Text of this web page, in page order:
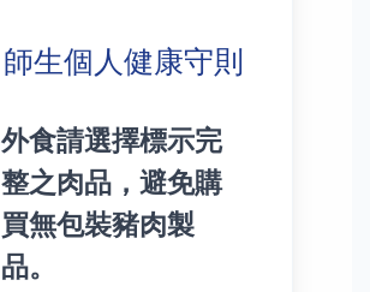
師生個人健康守則
外食請選擇標示完
整之肉品，避免購
買無包裝豬肉製
品。